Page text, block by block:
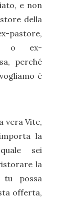
e non
della
pastore,
o ex-
perché
è
vera Vite,
la
sei
la
tu possa
offerta,